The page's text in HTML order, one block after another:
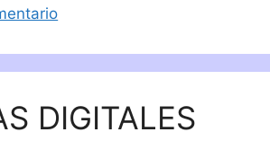
DIGITALES